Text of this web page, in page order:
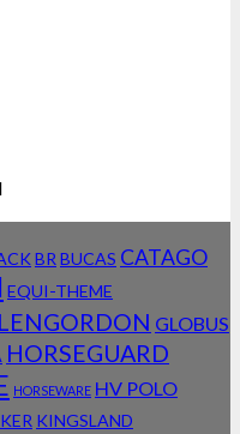
BR BUCAS CATAGO
EQUI-THEME
GLOBUS
HORSEGUARD
HORSEWARE HV POLO
KINGSLAND